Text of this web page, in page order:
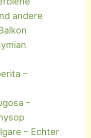
andere
–
–
– Echter